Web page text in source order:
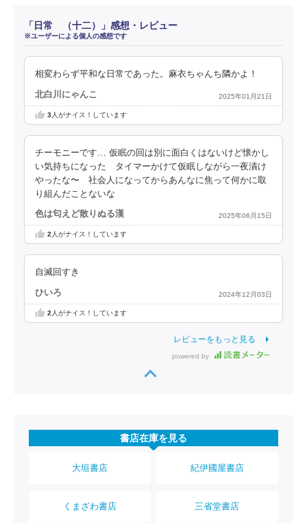
「日常 （十二）」感想・レビュー
※ユーザーによる個人の感想です
相変わらず平和な日常であった。麻衣ちゃんち隣かよ！
北白川にゃんこ 2025年01月21日
3人がナイス！しています
チーモニーです… 仮眠の回は別に面白くはないけど懐かし
い気持ちになった タイマーかけて仮眠しながら一夜漬け
やったな〜 社会人になってからあんなに焦って何かに取
り組んだことないな
色は匂えど散りぬる漢 2025年06月15日
2 人がナイス！しています
自滅回すき
ひいろ 2024年12月03日
2 人がナイス！しています
レビューをもっと見る
powered by
書店在庫を見る
大垣書店 紀伊國屋書店
くまざわ書店 三省堂書店